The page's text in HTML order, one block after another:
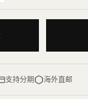
支持分期 海外直邮